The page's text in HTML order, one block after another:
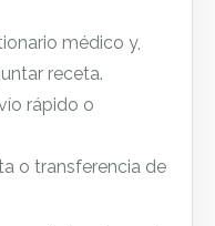
médico y,
receta.
rápido o
o transferencia de